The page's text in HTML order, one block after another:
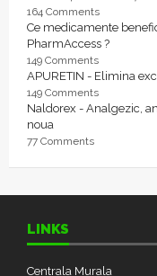
164 Comments
Ce medicamente
PharmAccess ?
149 Comments
APURETIN - Elimina
149 Comments
Naldorex - Analgezic,
noua
77 Comments
LINKS
Centrala Murala